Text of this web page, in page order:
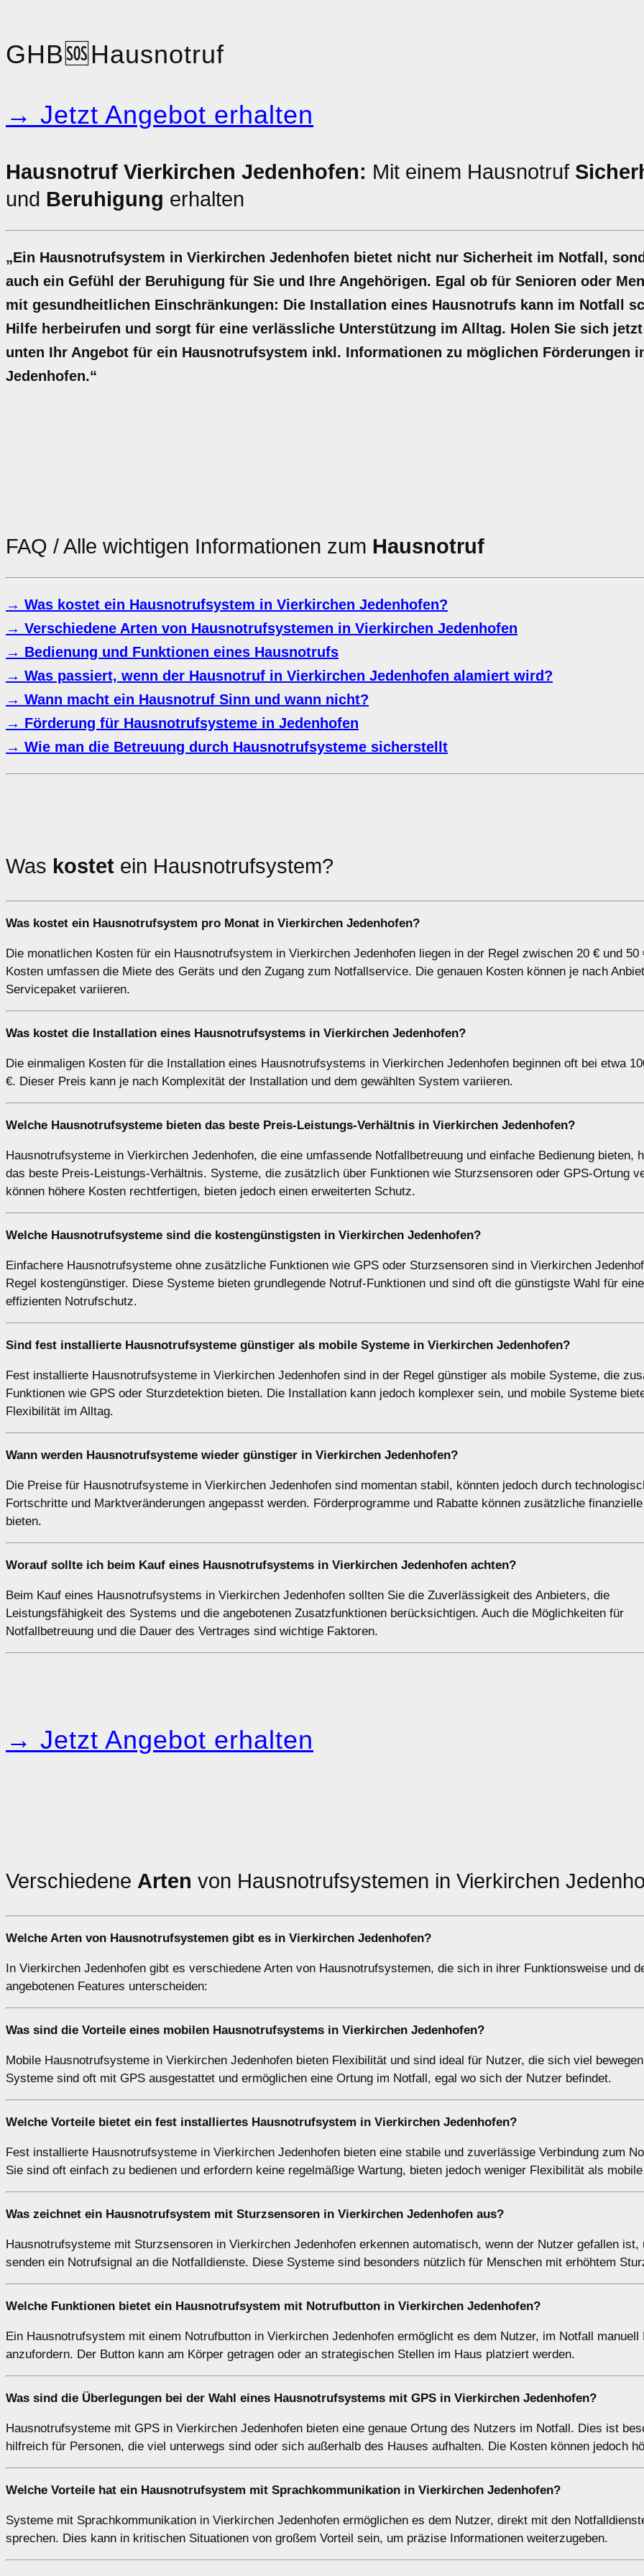
GHB🆘Hausnotruf
→ Jetzt Angebot erhalten
Hausnotruf Vierkirchen Jedenhofen: Mit einem Hausnotruf
und Beruhigung erhalten
„Ein Hausnotrufsystem in Vierkirchen Jedenhofen bietet nicht nur Sicherheit im Notfall,
auch ein Gefühl der Beruhigung für Sie und Ihre Angehörigen. Egal ob für Senioren oder
mit gesundheitlichen Einschränkungen: Die Installation eines Hausnotrufs kann im Notfall
Hilfe herbeirufen und sorgt für eine verlässliche Unterstützung im Alltag. Holen Sie sich
unten Ihr Angebot für ein Hausnotrufsystem inkl. Informationen zu möglichen Förderungen
Jedenhofen.“
FAQ / Alle wichtigen Informationen zum Hausnotruf
→ Was kostet ein Hausnotrufsystem in Vierkirchen Jedenhofen?
→ Verschiedene Arten von Hausnotrufsystemen in Vierkirchen Jedenhofen
→ Bedienung und Funktionen eines Hausnotrufs
→ Was passiert, wenn der Hausnotruf in Vierkirchen Jedenhofen alamiert wird?
→ Wann macht ein Hausnotruf Sinn und wann nicht?
→ Förderung für Hausnotrufsysteme in Jedenhofen
→ Wie man die Betreuung durch Hausnotrufsysteme sicherstellt
Was kostet ein Hausnotrufsystem?
Was kostet ein Hausnotrufsystem pro Monat in Vierkirchen Jedenhofen?
Die monatlichen Kosten für ein Hausnotrufsystem in Vierkirchen Jedenhofen liegen in der Regel zwischen 20 € und 50
Kosten umfassen die Miete des Geräts und den Zugang zum Notfallservice. Die genauen Kosten können je nach
Servicepaket variieren.
Was kostet die Installation eines Hausnotrufsystems in Vierkirchen Jedenhofen?
Die einmaligen Kosten für die Installation eines Hausnotrufsystems in Vierkirchen Jedenhofen beginnen oft bei etwa
€. Dieser Preis kann je nach Komplexität der Installation und dem gewählten System variieren.
Welche Hausnotrufsysteme bieten das beste Preis-Leistungs-Verhältnis in Vierkirchen Jedenhofen?
Hausnotrufsysteme in Vierkirchen Jedenhofen, die eine umfassende Notfallbetreuung und einfache Bedienung bieten,
das beste Preis-Leistungs-Verhältnis. Systeme, die zusätzlich über Funktionen wie Sturzsensoren oder GPS-Ortung
können höhere Kosten rechtfertigen, bieten jedoch einen erweiterten Schutz.
Welche Hausnotrufsysteme sind die kostengünstigsten in Vierkirchen Jedenhofen?
Einfachere Hausnotrufsysteme ohne zusätzliche Funktionen wie GPS oder Sturzsensoren sind in Vierkirchen
Regel kostengünstiger. Diese Systeme bieten grundlegende Notruf-Funktionen und sind oft die günstigste Wahl für
effizienten Notrufschutz.
Sind fest installierte Hausnotrufsysteme günstiger als mobile Systeme in Vierkirchen Jedenhofen?
Fest installierte Hausnotrufsysteme in Vierkirchen Jedenhofen sind in der Regel günstiger als mobile Systeme, die
Funktionen wie GPS oder Sturzdetektion bieten. Die Installation kann jedoch komplexer sein, und mobile Systeme
Flexibilität im Alltag.
Wann werden Hausnotrufsysteme wieder günstiger in Vierkirchen Jedenhofen?
Die Preise für Hausnotrufsysteme in Vierkirchen Jedenhofen sind momentan stabil, könnten jedoch durch
Fortschritte und Marktveränderungen angepasst werden. Förderprogramme und Rabatte können zusätzliche
bieten.
Worauf sollte ich beim Kauf eines Hausnotrufsystems in Vierkirchen Jedenhofen achten?
Beim Kauf eines Hausnotrufsystems in Vierkirchen Jedenhofen sollten Sie die Zuverlässigkeit des Anbieters, die
Leistungsfähigkeit des Systems und die angebotenen Zusatzfunktionen berücksichtigen. Auch die Möglichkeiten für
Notfallbetreuung und die Dauer des Vertrages sind wichtige Faktoren.
→ Jetzt Angebot erhalten
Verschiedene Arten von Hausnotrufsystemen in Vierkirchen
Welche Arten von Hausnotrufsystemen gibt es in Vierkirchen Jedenhofen?
In Vierkirchen Jedenhofen gibt es verschiedene Arten von Hausnotrufsystemen, die sich in ihrer Funktionsweise und
angebotenen Features unterscheiden:
Was sind die Vorteile eines mobilen Hausnotrufsystems in Vierkirchen Jedenhofen?
Mobile Hausnotrufsysteme in Vierkirchen Jedenhofen bieten Flexibilität und sind ideal für Nutzer, die sich viel
Systeme sind oft mit GPS ausgestattet und ermöglichen eine Ortung im Notfall, egal wo sich der Nutzer befindet.
Welche Vorteile bietet ein fest installiertes Hausnotrufsystem in Vierkirchen Jedenhofen?
Fest installierte Hausnotrufsysteme in Vierkirchen Jedenhofen bieten eine stabile und zuverlässige Verbindung zum
Sie sind oft einfach zu bedienen und erfordern keine regelmäßige Wartung, bieten jedoch weniger Flexibilität als
Was zeichnet ein Hausnotrufsystem mit Sturzsensoren in Vierkirchen Jedenhofen aus?
Hausnotrufsysteme mit Sturzsensoren in Vierkirchen Jedenhofen erkennen automatisch, wenn der Nutzer gefallen ist,
senden ein Notrufsignal an die Notfalldienste. Diese Systeme sind besonders nützlich für Menschen mit erhöhtem
Welche Funktionen bietet ein Hausnotrufsystem mit Notrufbutton in Vierkirchen Jedenhofen?
Ein Hausnotrufsystem mit einem Notrufbutton in Vierkirchen Jedenhofen ermöglicht es dem Nutzer, im Notfall manuell
anzufordern. Der Button kann am Körper getragen oder an strategischen Stellen im Haus platziert werden.
Was sind die Überlegungen bei der Wahl eines Hausnotrufsystems mit GPS in Vierkirchen Jedenhofen?
Hausnotrufsysteme mit GPS in Vierkirchen Jedenhofen bieten eine genaue Ortung des Nutzers im Notfall. Dies ist
hilfreich für Personen, die viel unterwegs sind oder sich außerhalb des Hauses aufhalten. Die Kosten können jedoch
Welche Vorteile hat ein Hausnotrufsystem mit Sprachkommunikation in Vierkirchen Jedenhofen?
Systeme mit Sprachkommunikation in Vierkirchen Jedenhofen ermöglichen es dem Nutzer, direkt mit den
sprechen. Dies kann in kritischen Situationen von großem Vorteil sein, um präzise Informationen weiterzugeben.